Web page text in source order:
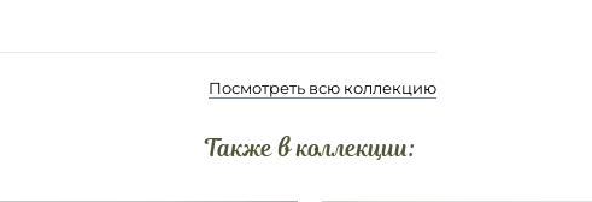
Посмотреть всю коллекцию
Также в коллекции: